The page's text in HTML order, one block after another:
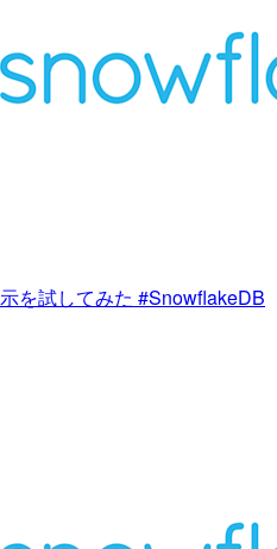
を試してみた #SnowflakeDB